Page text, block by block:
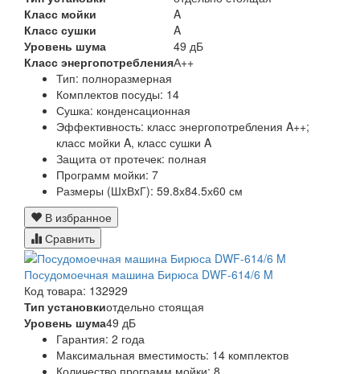
Класс мойки
A
Класс сушки
A
Уровень шума
49 дБ
Класс энергопотребленияА++
Тип: полноразмерная
Комплектов посуды: 14
Сушка: конденсационная
Эффективность: класс энергопотребления A++;
класс мойки A, класс сушки A
Защита от протечек: полная
Программ мойки: 7
Размеры (ШxВxГ): 59.8х84.5х60 см
В избранное
Сравнить
Посудомоечная машина Бирюса DWF-614/6 M
Код товара: 132929
Тип установкиотдельно стоящая
Уровень шума49 дБ
Гарантия: 2 года
Максимальная вместимость: 14 комплектов